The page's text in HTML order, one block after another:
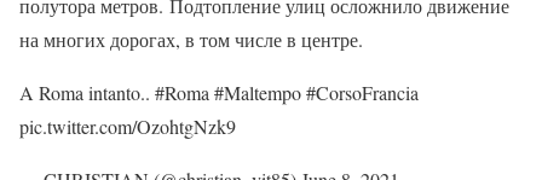
полутора метров. Подтопление улиц осложнило движение
на многих дорогах, в том числе в центре.
A Roma intanto.. #Roma #Maltempo #CorsoFrancia
pic.twitter.com/OzohtgNzk9